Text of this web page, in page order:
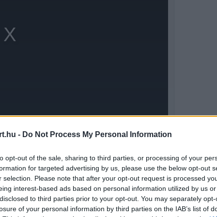
- Do Not Process My Personal Information
opt-out of the sale, sharing to third parties, or processing of your
for targeted advertising by us, please use the below opt-out
selection. Please note that after your opt-out request is processed
interest-based ads based on personal information utilized by us
to third parties prior to your opt-out. You may separately
of your personal information by third parties on the IAB’s list of
os Suzukában maradt, ahol a Honda
és az áprilisi kényszerszünet alatt
eredményt hoztak, hiszen mindkét